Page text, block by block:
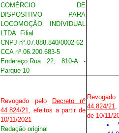
COMÉRCIO DE
DISPOSITIVO PARA
LOCOMOÇÃO INDIVIDUAL
LTDA. Filial
CNPJ nº.07.888.840/0002-62
CCA nº.06.200.683-5
Endereço: Rua 22, 810-A -
Parque 10
Revogado pelo
Decreto nº
44.824/21, efeitos a partir de
10/11/2021
Redação original
44.824/21,
de 10/11/